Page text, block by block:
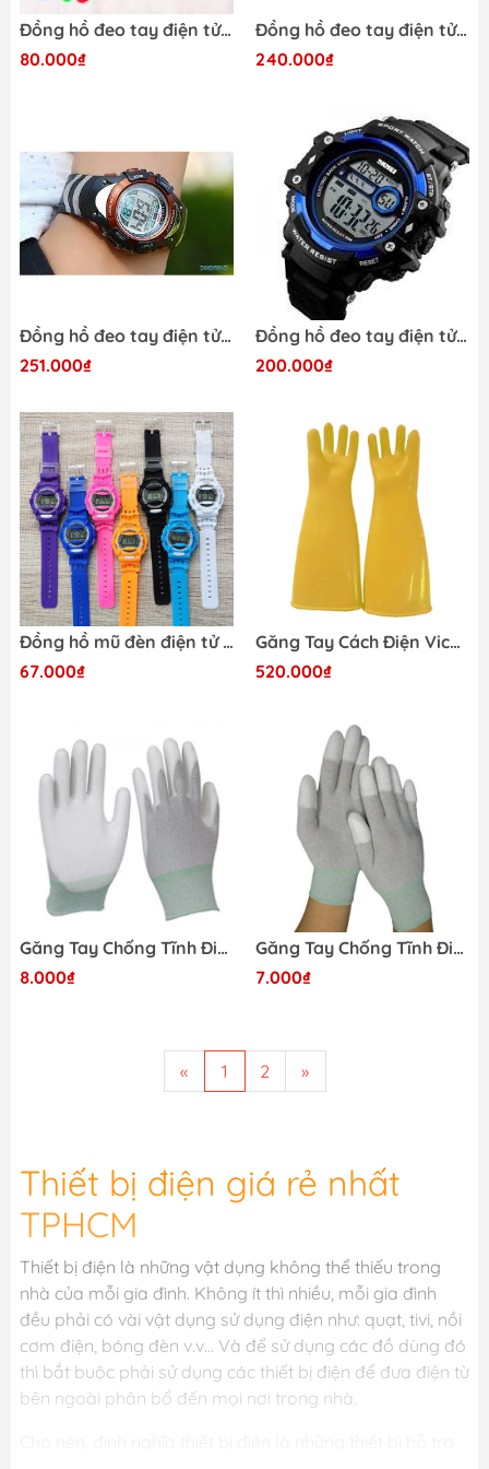
Đồng hồ đeo tay điện tử màu có hình *37*
80.000₫
Đồng hồ đeo tay điện tử Popart chống nước *123*
240.000₫
Đồng hồ đeo tay điện tử Popart xịn *132*
251.000₫
Đồng hồ đeo tay điện tử xin D/S *95*
200.000₫
Đồng hồ mũ đèn điện tử *35*
67.000₫
Găng Tay Cách Điện Vicadi 24Kv
520.000₫
Găng Tay Chống Tĩnh Điện Phủ Lòng M
8.000₫
Găng Tay Chống Tĩnh Điện Phủ Ngón S
7.000₫
« 1 2 »
Thiết bị điện giá rẻ nhất
TPHCM
Thiết bị điện là những vật dụng không thể thiếu trong
nhà của mỗi gia đình. Không ít thì nhiều, mỗi gia đình
đều phải có vài vật dụng sử dụng điện như: quạt, tivi, nồi
cơm điện, bóng đèn v.v... Và để sử dụng các đồ dùng đó
thì bắt buộc phải sử dụng các thiết bị điện để đưa điện từ
bên ngoài phân bổ đến mọi nơi trong nhà.